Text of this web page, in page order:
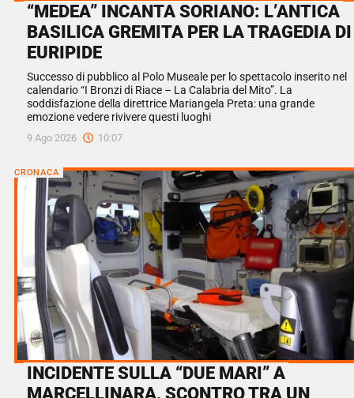
“MEDEA” INCANTA SORIANO: L’ANTICA
BASILICA GREMITA PER LA TRAGEDIA DI
EURIPIDE
Successo di pubblico al Polo Museale per lo spettacolo inserito nel
calendario “I Bronzi di Riace – La Calabria del Mito”. La
soddisfazione della direttrice Mariangela Preta: una grande
emozione vedere rivivere questi luoghi
9 Ago 2026 10:07
CRONACA
INCIDENTE SULLA “DUE MARI” A
MARCELLINARA, SCONTRO TRA UN